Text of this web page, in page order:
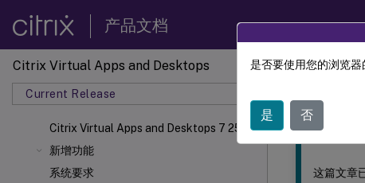
产品文档
Citrix Virtual Apps and Desktops
Current Release
Citrix Virtual Apps and Desktops 7 2511
新增功能
系统要求
此内容已经过机
这篇文章
是否要使用您的浏览
是 否